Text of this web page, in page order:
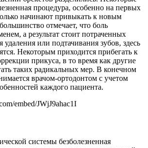
процедура, особенно на первых
начинают привыкать к новым
отмечает, что боль
а результат стоит потраченных
удаления или подтачивания зубов, здесь
Некоторым приходится прибегать к
прикуса, в то время как другие
таких радикальных мер. В конечном
врачом-ортодонтом с учетом
каждого пациента.
embed/JWjJ9ahac1I
системы безболезненная